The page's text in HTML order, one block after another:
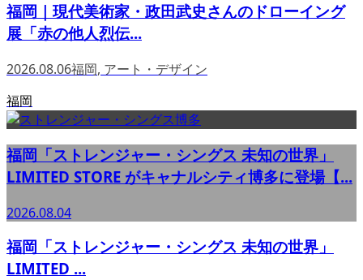
福岡｜現代美術家・政田武史さんのドローイング
展「赤の他人烈伝...
2026.08.06福岡, アート・デザイン
福岡
福岡「ストレンジャー・シングス 未知の世界」
LIMITED STORE がキャナルシティ博多に登場【...
2026.08.04
福岡「ストレンジャー・シングス 未知の世界」
LIMITED ...